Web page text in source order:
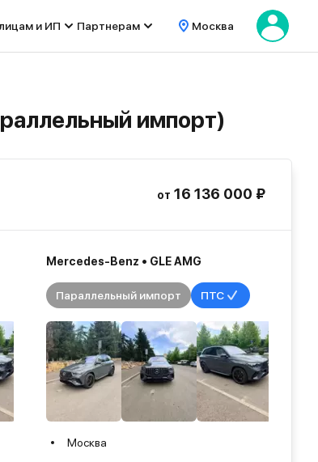
и ИП Партнерам Москва
импорт)
от 16 136 000 ₽
Mercedes-Benz • GLE AMG
Параллельный импорт ПТС
Москва